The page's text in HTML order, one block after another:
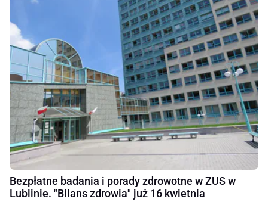
Bezpłatne badania i porady zdrowotne w ZUS w
Lublinie. "Bilans zdrowia" już 16 kwietnia